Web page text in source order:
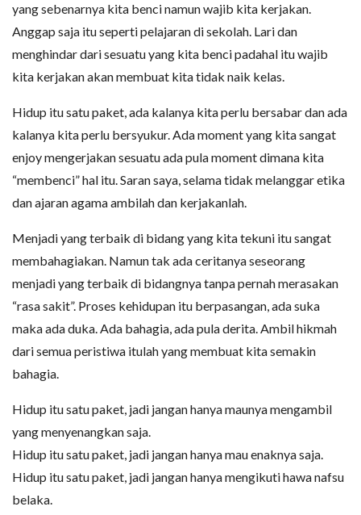
yang sebenarnya kita benci namun wajib kita kerjakan.
Anggap saja itu seperti pelajaran di sekolah. Lari dan
menghindar dari sesuatu yang kita benci padahal itu wajib
kita kerjakan akan membuat kita tidak naik kelas.
Hidup itu satu paket, ada kalanya kita perlu bersabar dan ada
kalanya kita perlu bersyukur. Ada moment yang kita sangat
enjoy mengerjakan sesuatu ada pula moment dimana kita
“membenci” hal itu. Saran saya, selama tidak melanggar etika
dan ajaran agama ambilah dan kerjakanlah.
Menjadi yang terbaik di bidang yang kita tekuni itu sangat
membahagiakan. Namun tak ada ceritanya seseorang
menjadi yang terbaik di bidangnya tanpa pernah merasakan
“rasa sakit”. Proses kehidupan itu berpasangan, ada suka
maka ada duka. Ada bahagia, ada pula derita. Ambil hikmah
dari semua peristiwa itulah yang membuat kita semakin
bahagia.
Hidup itu satu paket, jadi jangan hanya maunya mengambil
yang menyenangkan saja.
Hidup itu satu paket, jadi jangan hanya mau enaknya saja.
Hidup itu satu paket, jadi jangan hanya mengikuti hawa nafsu
belaka.